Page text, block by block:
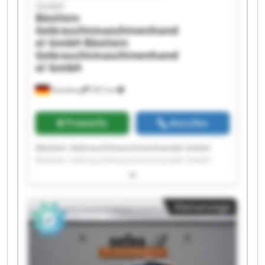
Günzburg 302 km
Bästlein
Gebrauchtmaschinenhand
el GmbHBästlein
Gebrauchtmaschinenhand
el GmbH
Preisinfo Anrufen
Bästlein Gebrauchtmaschinenhandel GmbH
Bästlein Gebrauchtmaschinenhandel GmbH
Bästlein Gebrauchtmaschinenhandel GmbH
Bästlein Gebrauchtmaschinenhandel GmbH
Bästlein Gebrauchtmaschinenhandel GmbH
Bästlein Gebrauchtmaschinenhandel GmbH
Bästlein Gebrauchtmaschinenhandel GmbH
Bästlein Gebrauchtmaschinenhandel GmbH
Kleinanzeige